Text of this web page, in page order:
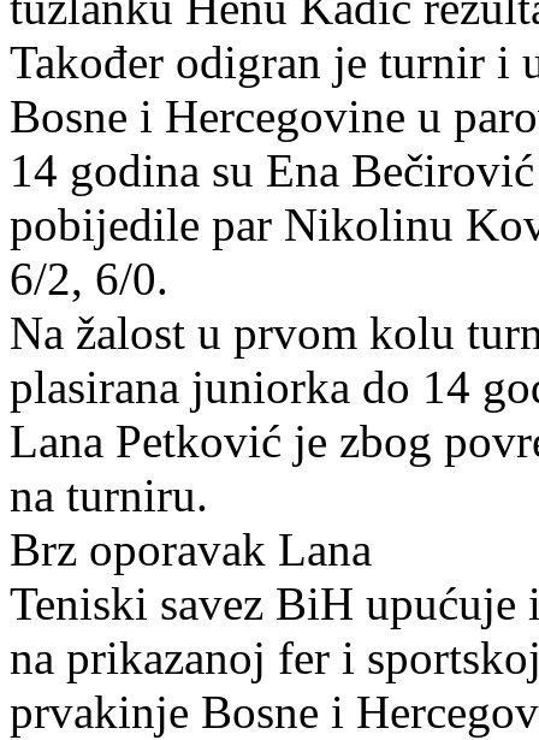
Također odigran je turnir i
Bosne i Hercegovine u
14 godina su Ena
pobijedile par Nikolinu
6/2, 6/0.
Na žalost u prvom kolu
plasirana juniorka do 14
Lana Petković je zbog
na turniru.
Brz oporavak Lana
Teniski savez BiH upućuje
na prikazanoj fer i
prvakinje Bosne i